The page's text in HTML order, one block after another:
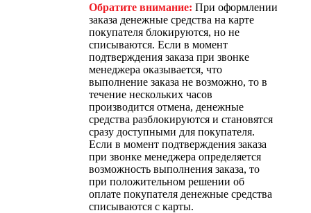
Обратите внимание: При оформлении
заказа денежные средства на карте
покупателя блокируются, но не
списываются. Если в момент
подтверждения заказа при звонке
менеджера оказывается, что
выполнение заказа не возможно, то в
течение нескольких часов
производится отмена, денежные
средства разблокируются и становятся
сразу доступными для покупателя.
Если в момент подтверждения заказа
при звонке менеджера определяется
возможность выполнения заказа, то
при положительном решении об
оплате покупателя денежные средства
списываются с карты.